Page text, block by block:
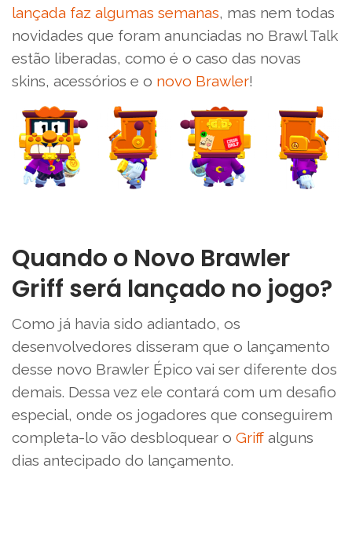
lançada faz algumas semanas, mas nem todas
novidades que foram anunciadas no Brawl Talk
estão liberadas, como é o caso das novas
skins, acessórios e o novo Brawler!
Quando o Novo Brawler
Griff será lançado no jogo?
Como já havia sido adiantado, os
desenvolvedores disseram que o lançamento
desse novo Brawler Épico vai ser diferente dos
demais. Dessa vez ele contará com um desafio
especial, onde os jogadores que conseguirem
completa-lo vão desbloquear o Griffalguns
dias antecipado do lançamento.